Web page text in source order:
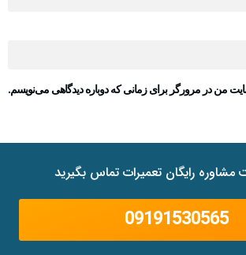
من در مرورگر برای زمانی که دوباره دیدگاهی می‌نویسم.
مشاوره رایگان تعمیرات تماس بگیرید
09191530565